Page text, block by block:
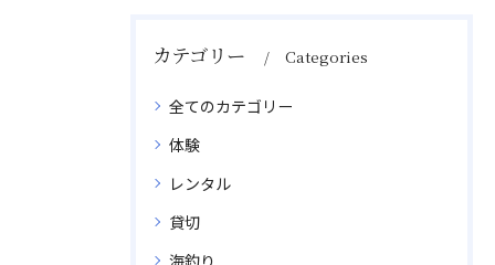
カテゴリー Categories
全てのカテゴリー
体験
レンタル
貸切
海釣り